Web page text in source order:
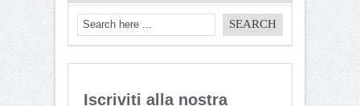
Iscriviti alla nostra